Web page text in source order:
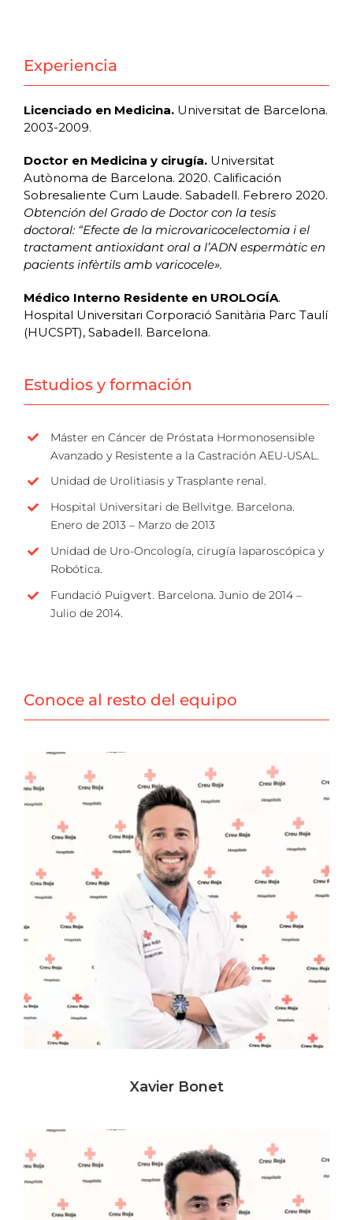
Experiencia
Licenciado en Medicina. Universitat de Barcelona.
2003-2009.
Doctor en Medicina y cirugía. Universitat
Autònoma de Barcelona. 2020. Calificación
Sobresaliente Cum Laude. Sabadell. Febrero 2020.
Obtención del Grado de Doctor con la tesis
doctoral: “Efecte de la microvaricocelectomia i el
tractament antioxidant oral a l’ADN espermàtic en
pacients infèrtils amb varicocele».
Médico Interno Residente en UROLOGÍA.
Hospital Universitari Corporació Sanitària Parc Taulí
(HUCSPT), Sabadell. Barcelona.
Estudios y formación
Máster en Cáncer de Próstata Hormonosensible
Avanzado y Resistente a la Castración AEU-USAL.
Unidad de Urolitiasis y Trasplante renal.
Hospital Universitari de Bellvitge. Barcelona.
Enero de 2013 – Marzo de 2013
Unidad de Uro-Oncología, cirugía laparoscópica y
Robótica.
Fundació Puigvert. Barcelona. Junio de 2014 –
Julio de 2014.
Conoce al resto del equipo
Xavier Bonet